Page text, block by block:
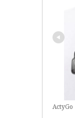
ActyGo